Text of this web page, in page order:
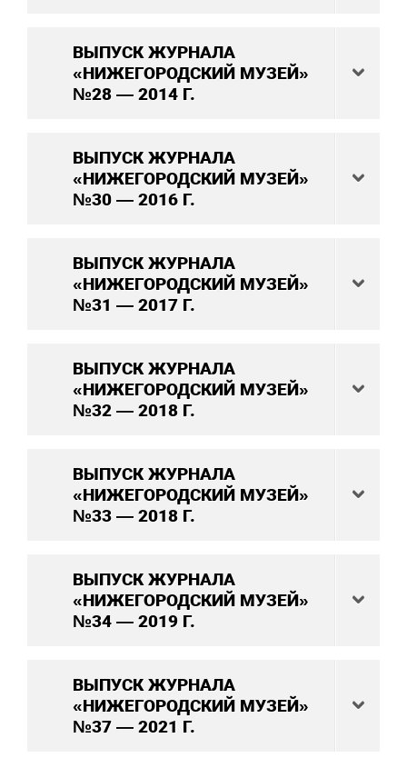
ВЫПУСК ЖУРНАЛА
«НИЖЕГОРОДСКИЙ МУЗЕЙ»
№28 — 2014 Г.
ВЫПУСК ЖУРНАЛА
«НИЖЕГОРОДСКИЙ МУЗЕЙ»
№30 — 2016 Г.
ВЫПУСК ЖУРНАЛА
«НИЖЕГОРОДСКИЙ МУЗЕЙ»
№31 — 2017 Г.
ВЫПУСК ЖУРНАЛА
«НИЖЕГОРОДСКИЙ МУЗЕЙ»
№32 — 2018 Г.
ВЫПУСК ЖУРНАЛА
«НИЖЕГОРОДСКИЙ МУЗЕЙ»
№33 — 2018 Г.
ВЫПУСК ЖУРНАЛА
«НИЖЕГОРОДСКИЙ МУЗЕЙ»
№34 — 2019 Г.
ВЫПУСК ЖУРНАЛА
«НИЖЕГОРОДСКИЙ МУЗЕЙ»
№37 — 2021 Г.